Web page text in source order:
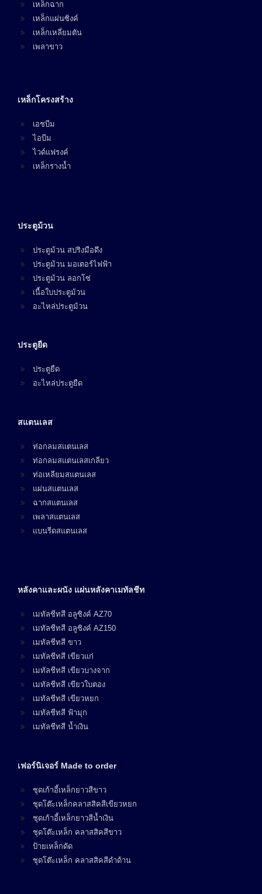
เหล็กฉาก
เหล็กแผ่นซิงค์
เหล็กเหลี่ยมตัน
เพลาขาว
เหล็กโครงสร้าง
เอชบีม
ไอบีม
ไวด์แฟรงค์
เหล็กรางน้ำ
ประตูม้วน
ประตูม้วน สปริงมือดึง
ประตูม้วน มอเตอร์ไฟฟ้า
ประตูม้วน ลอกโซ่
เนื้อใบประตูม้วน
อะไหล่ประตูม้วน
ประตูยืด
ประตูยืด
อะไหล่ประตูยืด
สแตนเลส
ท่อกลมสแตนเลส
ท่อกลมสแตนเลสเกลียว
ท่อเหลียมสแตนเลส
แผ่นสแตนเลส
ฉากสแตนเลส
เพลาสแตนเลส
แบนรีดสแตนเลส
หลังคาและผนัง แผ่นหลังคาเมทัลชีท
เมทัลชีทสี อลูซิงค์ AZ70
เมทัลชีทสี อลูซิงค์ AZ150
เมทัลชีทสี ขาว
เมทัลชีทสี เขียวแก่
เมทัลชีทสี เขียวบางจาก
เมทัลชีทสี เขียวใบตอง
เมทัลชีทสี เขียวหยก
เมทัลชีทสี ฟ้ามุก
เมทัลชีทสี น้ำเงิน
เฟอร์นิเจอร์ Made to order
ชุดเก้าอี้เหล็กยาวสีขาว
ชุดโต๊ะเหล็กคลาสสิคสีเขียวหยก
ชุดเก้าอี้เหล็กยาวสีน้ำเงิน
ชุดโต๊ะเหล็ก คลาสสิคสีขาว
ป้ายเหล็กดัด
ชุดโต๊ะเหล็ก คลาสสิคสีดำด้าน